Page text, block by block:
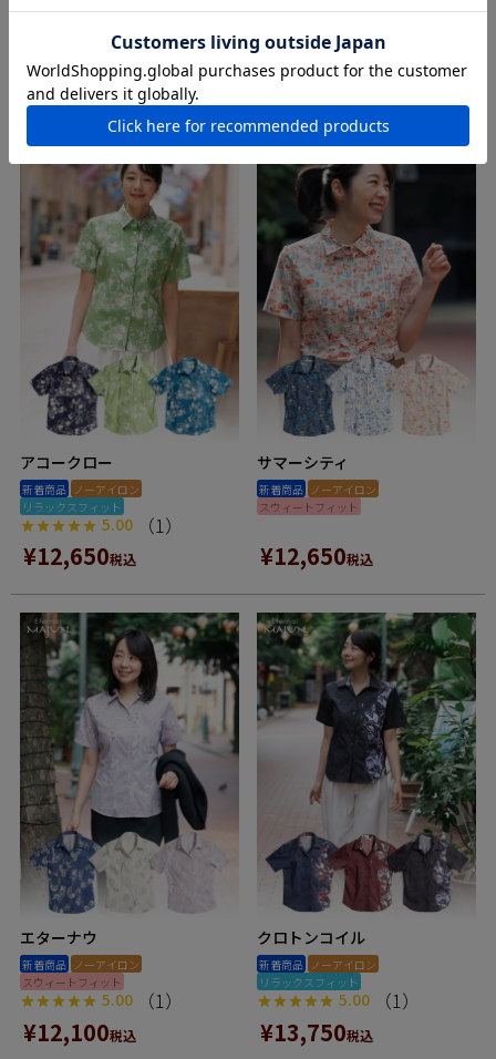
¥12,650税込
5.00 （1）
¥14,300 税込
アコークロー
新着商品 ノーアイロン
リラックスフィット
5.00 （1）
¥12,650税込
サマーシティ
新着商品 ノーアイロン
スウィートフィット
¥12,650税込
エターナウ
新着商品 ノーアイロン
スウィートフィット
5.00 （1）
¥12,100税込
クロトンコイル
新着商品 ノーアイロン
リラックスフィット
5.00 （1）
¥13,750税込